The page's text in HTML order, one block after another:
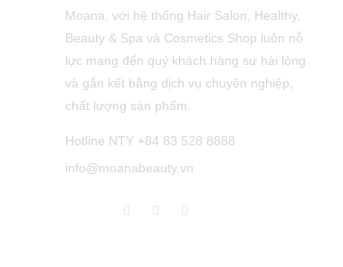
Moana, với hệ thống Hair Salon, Healthy,
Beauty & Spa và Cosmetics Shop luôn nỗ
lực mang đến quý khách hàng sự hài lòng
và gắn kết bằng dịch vụ chuyên nghiệp,
chất lượng sản phẩm.
Hotline NTY +84 83 528 8888
info@moanabeauty.vn